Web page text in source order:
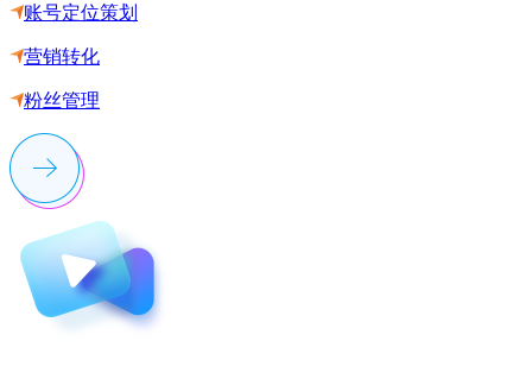
账号定位策划
营销转化
粉丝管理